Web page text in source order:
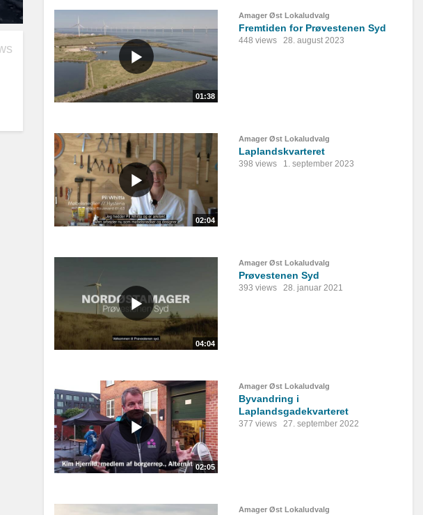
01:38
Amager Øst Lokaludvalg
Fremtiden for Prøvestenen Syd
448 views 28. august 2023
02:04
Amager Øst Lokaludvalg
Laplandskvarteret
398 views 1. september 2023
04:04
Amager Øst Lokaludvalg
Prøvestenen Syd
393 views 28. januar 2021
02:05
Amager Øst Lokaludvalg
Byvandring i
Laplandsgadekvarteret
377 views 27. september 2022
Amager Øst Lokaludvalg